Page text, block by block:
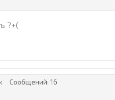
freemanager.ucoz.com/
freemanager.ucoz.com/
?+(
Сообщений: 16